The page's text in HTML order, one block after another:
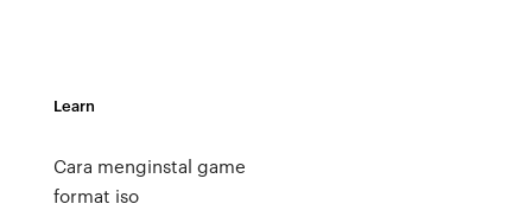
Learn
Cara menginstal game
format iso